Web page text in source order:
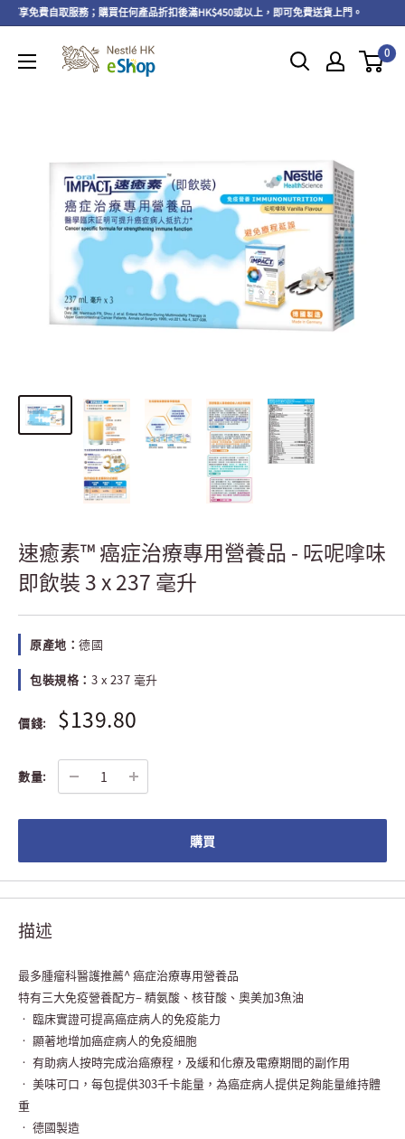
享免費自取服務；購買任何產品折扣後滿HK$450或以上，即可免費送貨上門。
0
速癒素™ 癌症治療專用營養品 - 呍呢嗱味
即飲裝 3 x 237 毫升
原產地： 德國
包裝規格： 3 x 237 毫升
價錢: $139.80
數量:
購買
描述
最多腫瘤科醫護推薦^ 癌症治療專用營養品
特有三大免疫營養配方– 精氨酸、核苷酸、奧美加3魚油
• 臨床實證可提高癌症病人的免疫能力
• 顯著地增加癌症病人的免疫細胞
• 有助病人按時完成治癌療程，及緩和化療及電療期間的副作用
• 美味可口，每包提供303千卡能量，為癌症病人提供足夠能量維持體
重
• 德國製造